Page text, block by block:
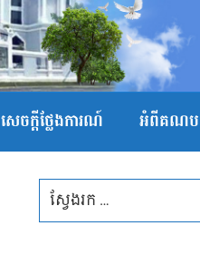
សេចក្ដីថ្លែងការណ៍ អំពីគណប